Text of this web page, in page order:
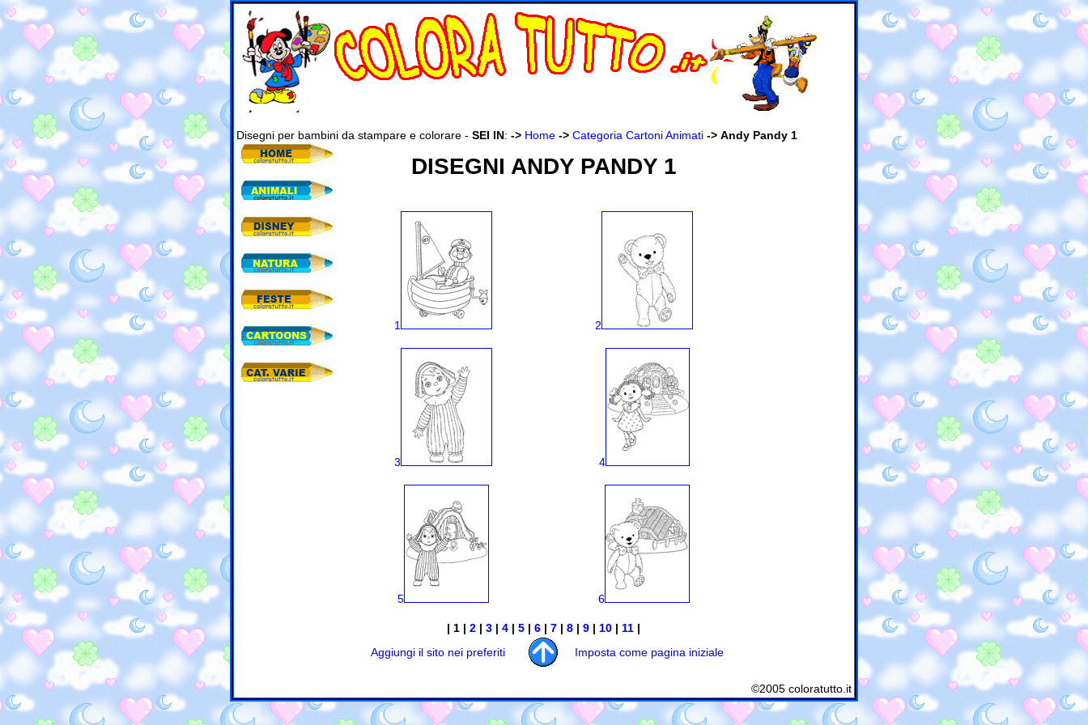
Disegni per bambini da stampare e colorare - SEI IN: -> Home -> Categoria Cartoni Animati -> Andy Pandy 1
DISEGNI ANDY PANDY 1
1 2
3 4
5 6
| 1 | 2 | 3 | 4 | 5 | 6 | 7 | 8 | 9 | 10 | 11 |
Aggiungi il sito nei preferiti
Imposta come pagina iniziale
©2005 coloratutto.it